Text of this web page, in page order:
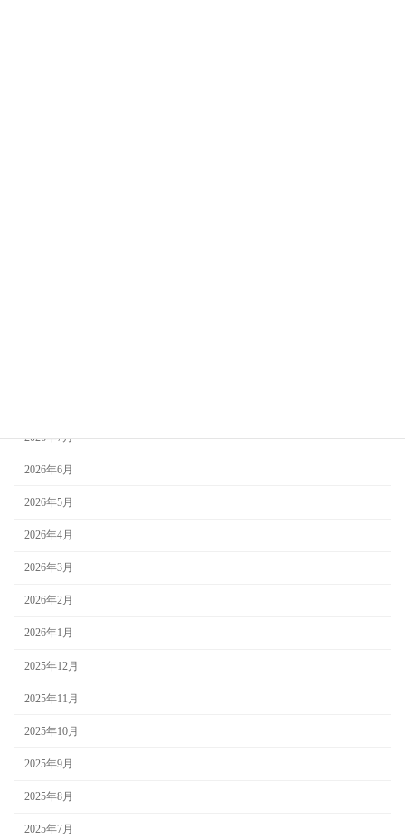
2026年7月
2026年6月
2026年5月
2026年4月
2026年3月
2026年2月
2026年1月
2025年12月
2025年11月
2025年10月
2025年9月
2025年8月
2025年7月